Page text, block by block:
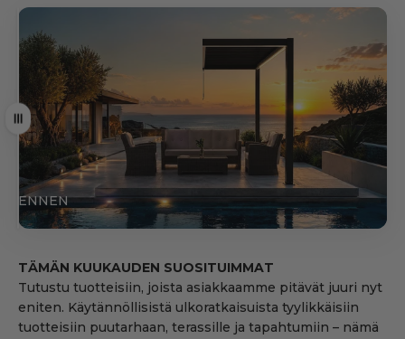
ENNEN
JÄLKEEN
Vedä
TÄMÄN KUUKAUDEN SUOSITUIMMAT
Tutustu tuotteisiin, joista asiakkaamme pitävät juuri nyt
eniten. Käytännöllisistä ulkoratkaisuista tyylikkäisiin
tuotteisiin puutarhaan, terassille ja tapahtumiin – nämä